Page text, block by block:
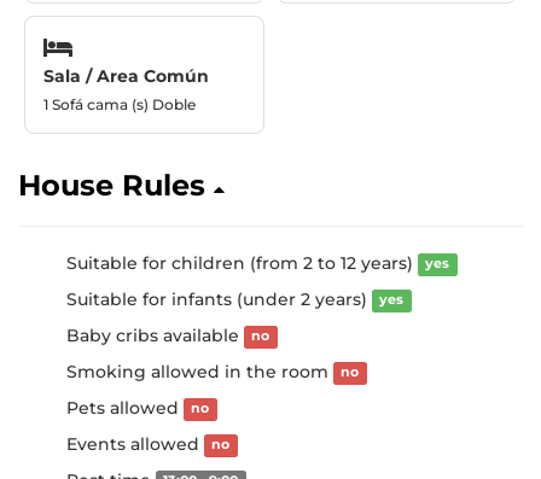
Sala / Area Común
1 Sofá cama (s) Doble
House Rules
Suitable for children (from 2 to 12 years) yes
Suitable for infants (under 2 years) yes
Baby cribs available no
Smoking allowed in the room no
Pets allowed no
Events allowed no